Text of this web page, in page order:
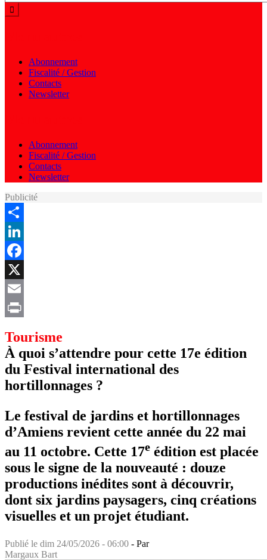
Abonnement
Fiscalité / Gestion
Contacts
Newsletter
Abonnement
Fiscalité / Gestion
Contacts
Newsletter
Publicité
Share
LinkedIn
Facebook
X
Email
Tourisme
À quoi s’attendre pour cette 17e édition
du Festival international des
hortillonnages ?
Le festival de jardins et hortillonnages
d’Amiens revient cette année du 22 mai
au 11 octobre. Cette 17e édition est placée
sous le signe de la nouveauté : douze
productions inédites sont à découvrir,
dont six jardins paysagers, cinq créations
visuelles et un projet étudiant.
Publié le dim 24/05/2026 - 06:00 - Par
Margaux Bart